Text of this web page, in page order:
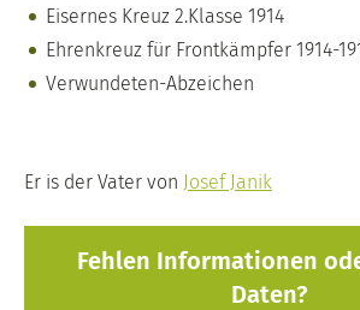
Eisernes Kreuz 2.Klasse 1914
Ehrenkreuz für Frontkämpfer 1914-
Verwundeten-Abzeichen
Er is der Vater von Josef Janik
Fehlen Informationen
Daten?